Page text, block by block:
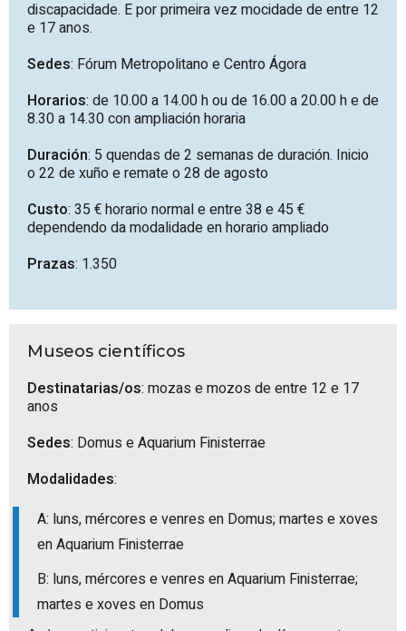
discapacidade. E por primeira vez mocidade de entre 12
e 17 anos.
Sedes: Fórum Metropolitano e Centro Ágora
Horarios: de 10.00 a 14.00 h ou de 16.00 a 20.00 h e de
8.30 a 14.30 con ampliación horaria
Duración: 5 quendas de 2 semanas de duración. Inicio
o 22 de xuño e remate o 28 de agosto
Custo: 35 € horario normal e entre 38 e 45 €
dependendo da modalidade en horario ampliado
Prazas: 1.350
Museos científicos
Destinatarias/os: mozas e mozos de entre 12 e 17
anos
Sedes: Domus e Aquarium Finisterrae
Modalidades:
A: luns, mércores e venres en Domus; martes e xoves
en Aquarium Finisterrae
B: luns, mércores e venres en Aquarium Finisterrae;
martes e xoves en Domus